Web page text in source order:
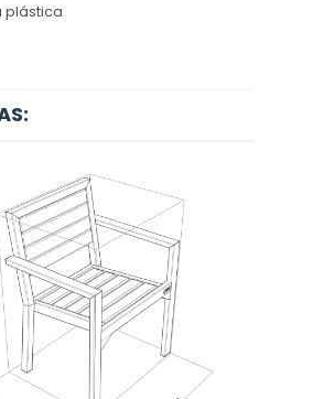
plástica